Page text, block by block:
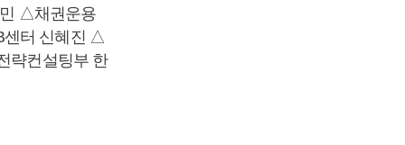
△채권운용
센터 신혜진 △
략컨설팅부 한